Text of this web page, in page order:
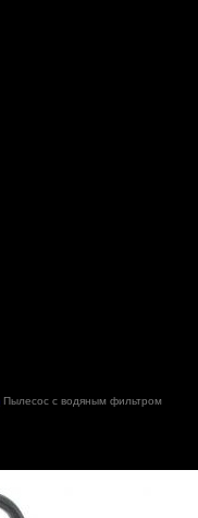
Пылесос с водяным фильтром